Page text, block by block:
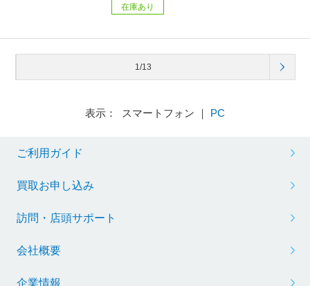
在庫あり
1/13
表示： スマートフォン ｜ PC
ご利用ガイド
買取お申し込み
訪問・店頭サポート
会社概要
企業情報